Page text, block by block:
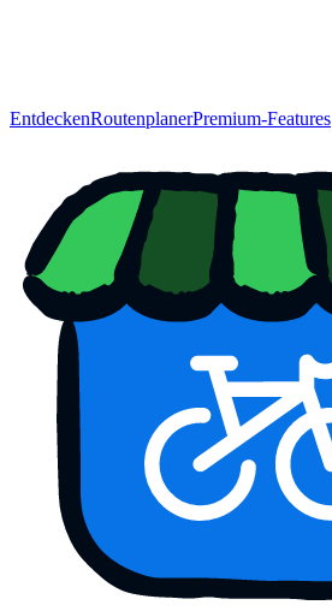
EntdeckenRoutenplanerPremium-Features